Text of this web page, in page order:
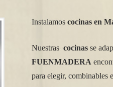
Instalamos cocinas en
Nuestras cocinasse
FUENMADERA
para elegir, combinables